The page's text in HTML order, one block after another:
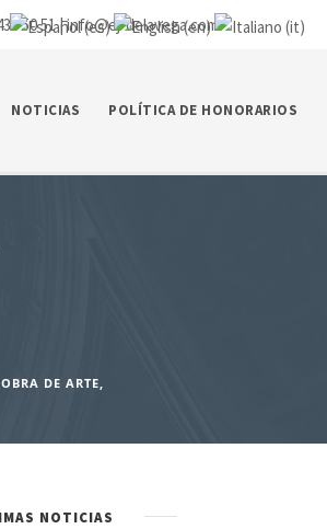
50 51 |info@ej-delavega.com
NOTICIAS POLÍTICA DE HONORARIOS
OBRA DE ARTE,
NOTICIAS